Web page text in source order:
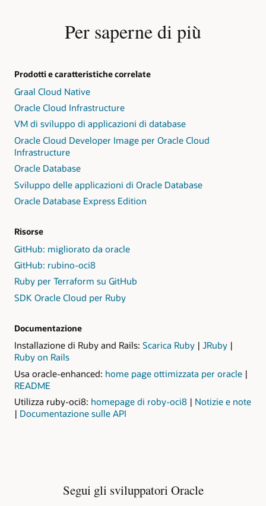
Per saperne di più
Prodotti e caratteristiche correlate
Graal Cloud Native
Oracle Cloud Infrastructure
VM di sviluppo di applicazioni di database
Oracle Cloud Developer Image per Oracle Cloud
Infrastructure
Oracle Database
Sviluppo delle applicazioni di Oracle Database
Oracle Database Express Edition
Risorse
GitHub: migliorato da oracle
GitHub: rubino-oci8
Ruby per Terraform su GitHub
SDK Oracle Cloud per Ruby
Documentazione
Installazione di Ruby and Rails: Scarica Ruby | JRuby |
Ruby on Rails
Usa oracle-enhanced: home page ottimizzata per oracle |
README
oracle-
enhanced
Utilizza ruby-oci8: homepage di roby-oci8 | Notizie e notesu
| Documentazione sulle API
Segui gli sviluppatori Oracle